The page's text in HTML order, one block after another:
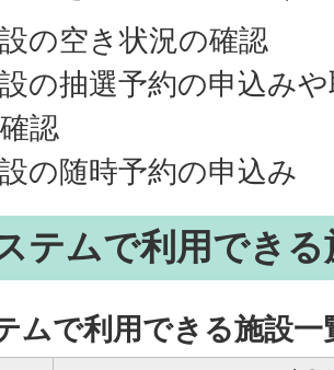
の空き状況の確認
の抽選予約の申込み
認
の随時予約の申込み
テムで利用できる
ムで利用できる施設一